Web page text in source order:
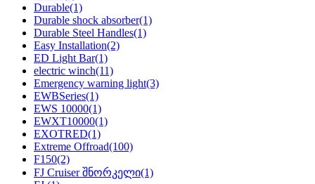
Durable(1)
Durable shock absorber(1)
Durable Steel Handles(1)
Easy Installation(2)
ED Light Bar(1)
electric winch(11)
Emergency warning light(3)
EWBSeries(1)
EWS 10000(1)
EWXT10000(1)
EXOTRED(1)
Extreme Offroad(100)
F150(2)
FJ Cruiser შნორკელი(1)